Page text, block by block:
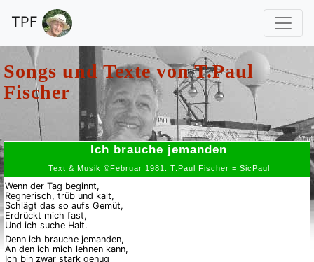
TPF
Songs und Texte vonT.Paul
Fischer
Ich brauche jemanden
Text & Musik ©Februar 1981: T.Paul Fischer = SicPaul
Wenn der Tag beginnt,
Regnerisch, trüb und kalt,
Schlägt das so aufs Gemüt,
Erdrückt mich fast,
Und ich suche Halt.
Denn ich brauche jemanden,
An den ich mich lehnen kann,
Ich bin zwar stark genug